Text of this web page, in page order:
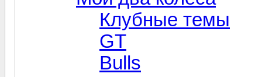
Клубные темы
GT
Bulls